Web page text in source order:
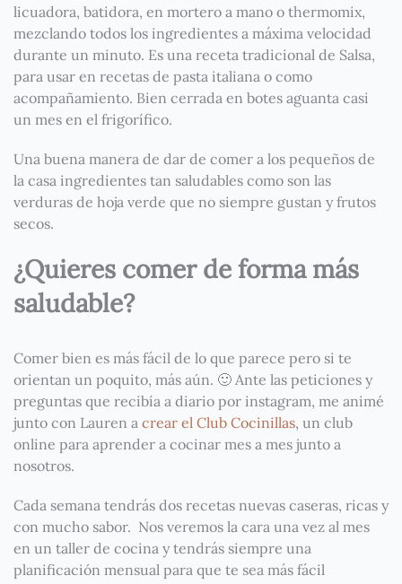
licuadora, batidora, en mortero a mano o thermomix,
mezclando todos los ingredientes a máxima velocidad
durante un minuto. Es una receta tradicional de Salsa,
para usar en recetas de pasta italiana o como
acompañamiento. Bien cerrada en botes aguanta casi
un mes en el frigorífico.
Una buena manera de dar de comer a los pequeños de
la casa ingredientes tan saludables como son las
verduras de hoja verde que no siempre gustan y frutos
secos.
¿Quieres comer de forma más
saludable?
Comer bien es más fácil de lo que parece pero si te
orientan un poquito, más aún. 🙂 Ante las peticiones y
preguntas que recibía a diario por instagram, me animé
junto con Lauren a crear el Club Cocinillas, un club
online para aprender a cocinar mes a mes junto a
nosotros.
Cada semana tendrás dos recetas nuevas caseras, ricas y
con mucho sabor. Nos veremos la cara una vez al mes
en un taller de cocina y tendrás siempre una
planificación mensual para que te sea más fácil